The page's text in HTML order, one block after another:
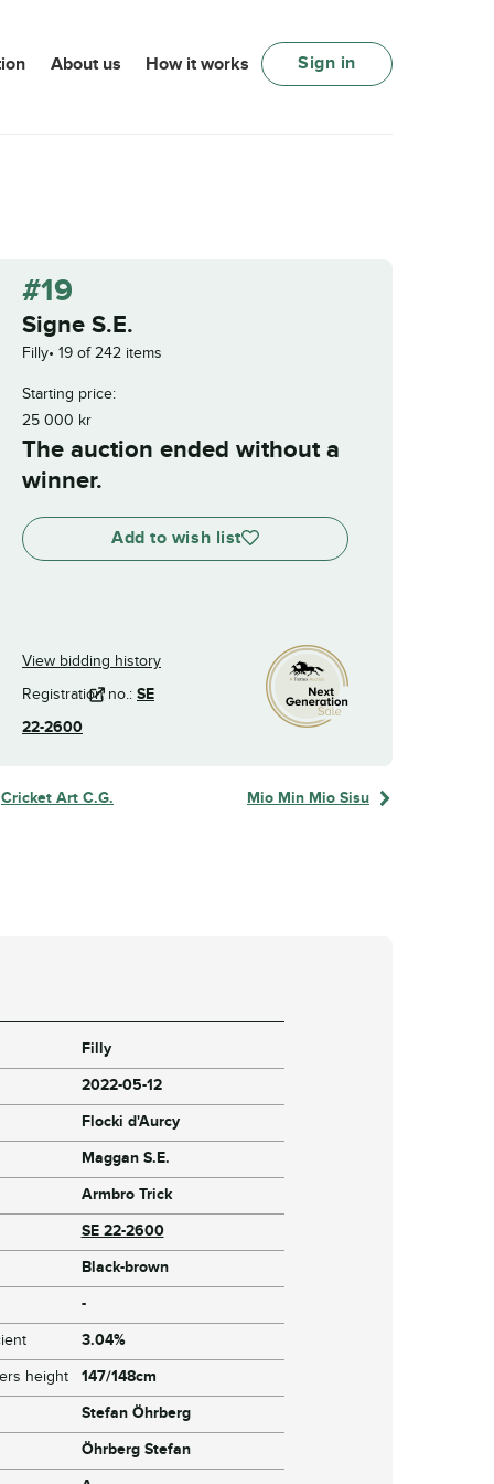
About us How it works Sign in
#19
Signe S.E.
Filly 19 of 242 items
Starting price:
25 000 kr
The auction ended without a
winner.
Add to wish list
View bidding history
Registration no.: SE
22-2600
Cricket Art C.G. Mio Min Mio Sisu
Filly
2022-05-12
Flocki d'Aurcy
Maggan S.E.
Armbro Trick
SE 22-2600
Black-brown
-
3.04%
height
147/148cm
Stefan Öhrberg
Öhrberg Stefan